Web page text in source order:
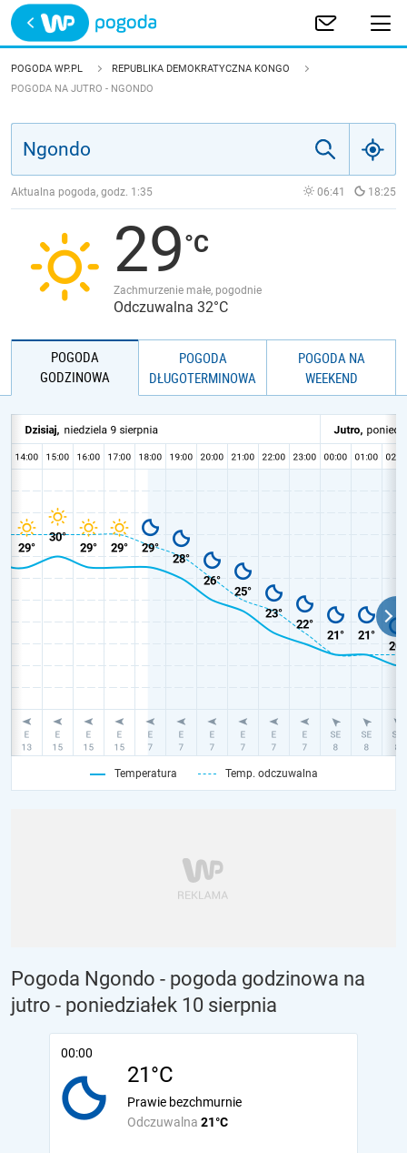
Trwa ładowanie
POLSKA
ŚWIAT
JAKOŚĆ POWIETRZA
POGODA WP.PL
REPUBLIKA DEMOKRATYCZNA KONGO
POGODA NA JUTRO - NGONDO
Aktualna pogoda, godz. 1:35 06:41 18:25
29
Zachmurzenie małe, pogodnie
Odczuwalna 32°C
POGODA
GODZINOWA
POGODA
DŁUGOTERMINOWA
POGODA NA
WEEKEND
Temperatura Temp. odczuwalna
Pogoda Ngondo - pogoda godzinowa na
jutro - poniedziałek 10 sierpnia
00:00
21°C
Odczuwalna 21°C
Prawie bezchmurnie